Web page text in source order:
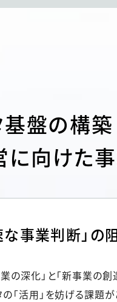
習慣
研
研究
サス
電子
IR
取
海外
コー
デジ
仕事
盤の構築
に向けた
事業判断」の
深化」と「新事業の創
「活用」を妨げる課題が